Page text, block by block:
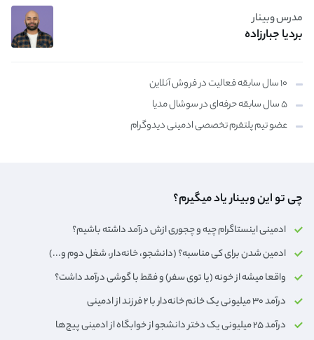
مدرس وبینار
بردیا جبارزاده
۱۰ سال سابقه فعالیت در فروش آنلاین
۵ سال سابقه حرفه‌ای در سوشال مدیا
عضو تیم پلتفرم تخصصی ادمینی دیدوگرام
چی تو این وبینار یاد میگیرم؟
ادمینی اینستاگرام چیه و چجوری ازش درآمد داشته باشیم؟
ادمین شدن برای کی مناسبه؟ (دانشجو، خانه‌دار،‌ شغل دوم و...)
واقعا میشه از خونه (یا توی سفر) و فقط با گوشی درآمد داشت؟
درآمد ۳۰ میلیونی یک خانم خانه‌دار با ۲ فرزند از ادمینی
درآمد ۲۵ میلیونی یک دختر دانشجو از خوابگاه از ادمینی پیج‌ها